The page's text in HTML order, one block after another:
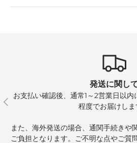
前
発送に関し
お支払い確認後、通常1～2営業日以内
程度でお届けしま
また、海外発送の場合、通関手続きや
ご負担となります。ご不明な点やご質